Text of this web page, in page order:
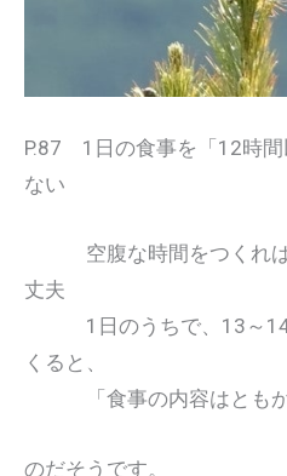
P.87 1日の食事を「12時間
ない
空腹な時間をつくれば
丈夫
1日のうちで、13～14
くると、
「食事の内容はともか
のだそうです。